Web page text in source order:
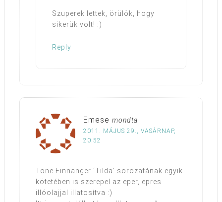
Szuperek lettek, örülök, hogy
sikerük volt! :)
Reply
Emese mondta
2011. MÁJUS 29., VASÁRNAP,
20:52
Tone Finnanger ‘Tilda’ sorozatának egyik
kötetében is szerepel az eper, epres
illóolajjal illatosítva :)